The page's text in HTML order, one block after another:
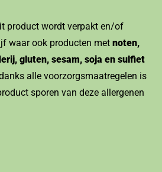
product wordt verpakt en/of
waar ook producten met noten,
gluten, sesam, soja en sulfiet
alle voorzorgsmaatregelen is
sporen van deze allergenen